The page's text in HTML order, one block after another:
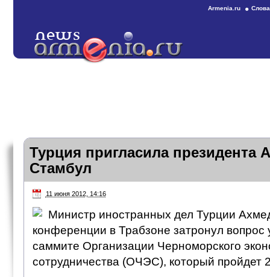
Armenia.ru
Турция пригласила президента
Стамбул
11 июня 2012, 14:16
Министр иностранных дел Турции
конференции в Трабзоне затронул вопрос
саммите Организации Черноморского
сотрудничества (ОЧЭС), который пройдет